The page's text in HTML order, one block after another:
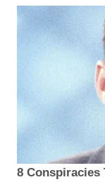
8 Conspiracies